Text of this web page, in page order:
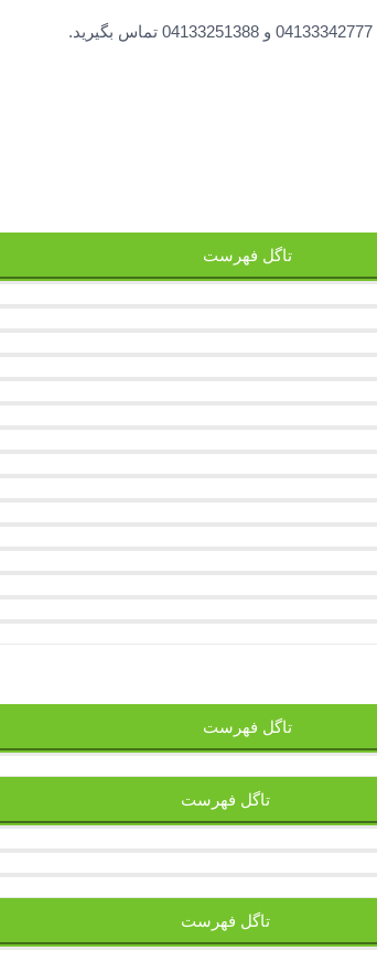
تاگل فهرست
تاگل فهرست
تاگل فهرست
تاگل فهرست